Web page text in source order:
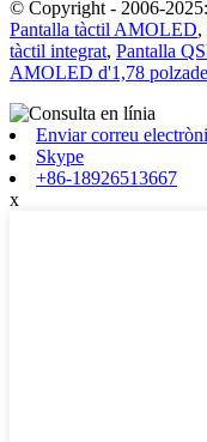
© Copyright - 2006-2025:
Pantalla tàctil AMOLED,
tàctil integrat, Pantalla
AMOLED d'1,78
Enviar correu
Skype
+86-18926513667
x